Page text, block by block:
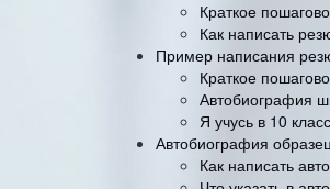
Краткое
Как написать
Пример написания
Краткое
Автобиография
Я учусь в 10
Автобиография
Как написать